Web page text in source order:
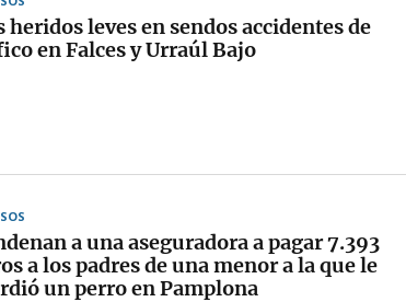
heridos leves en sendos accidentes de
en Falces y Urraúl Bajo
a una aseguradora a pagar 7.393
a los padres de una menor a la que le
un perro en Pamplona